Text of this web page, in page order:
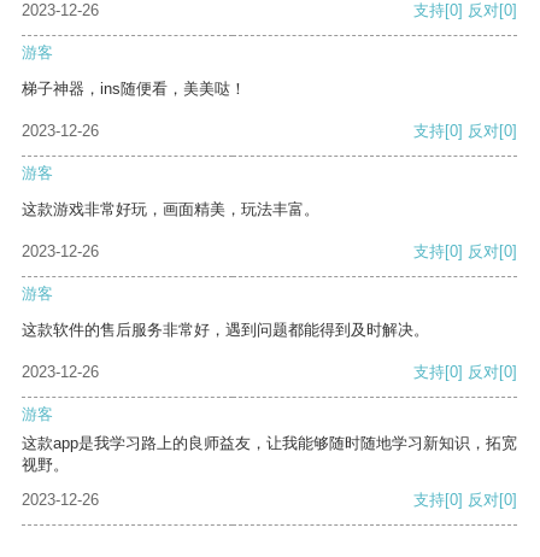
2023-12-26
支持[0] 反对[0]
游客
梯子神器，ins随便看，美美哒！
2023-12-26 支持[0] 反对[0]
游客
这款游戏非常好玩，画面精美，玩法丰富。
2023-12-26 支持[0] 反对[0]
游客
这款软件的售后服务非常好，遇到问题都能得到及时解决。
2023-12-26 支持[0] 反对[0]
游客
这款app是我学习路上的良师益友，让我能够随时随地学习新知识，拓宽
视野。
2023-12-26
支持[0] 反对[0]